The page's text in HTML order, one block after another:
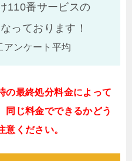
110番サービスの
っております！
ンケート平均
最終処分料金によって
同じ料金でできるかどう
ください。